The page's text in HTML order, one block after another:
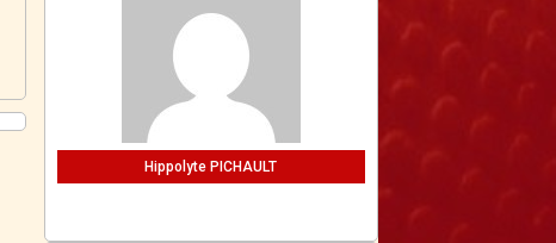
Hippolyte PICHAULT